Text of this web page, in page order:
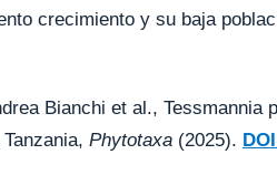
crecimiento y su baja
Bianchi et al., Tessmannia
Phytotaxa (2025).